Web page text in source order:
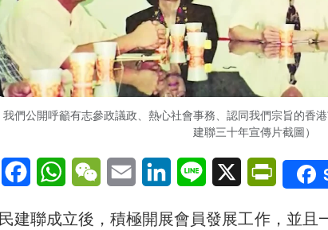
我們公開呼籲有志參政議政、熱心社會事務、認同我們宗旨的香
建聯三十年宣傳片截圖）
FacebookWhatsAppWeChatEmail LinkedInLine X
民建聯成立後，積極開展會員發展工作，並且